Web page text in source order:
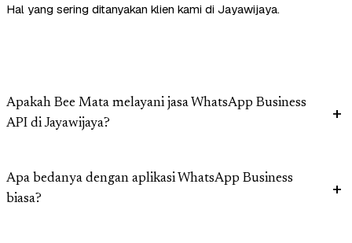
Hal yang sering ditanyakan klien kami di Jayawijaya.
Apakah Bee Mata melayani jasa WhatsApp Business
API di Jayawijaya?
Apa bedanya dengan aplikasi WhatsApp Business
biasa?